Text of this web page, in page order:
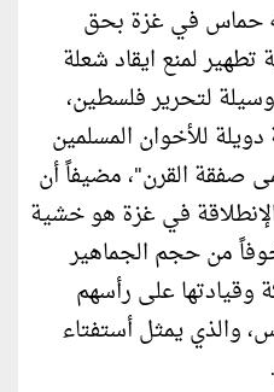
حماس في غزة بحق
لمنع ايقاد شعلة
لتحرير فلسطين،
للأخوان المسلمين
صفقة القرن"، مضيفاً أن
في غزة هو خشية
من حجم الجماهير
وقيادتها على رأسهم
والذي يمثل أستفتاء